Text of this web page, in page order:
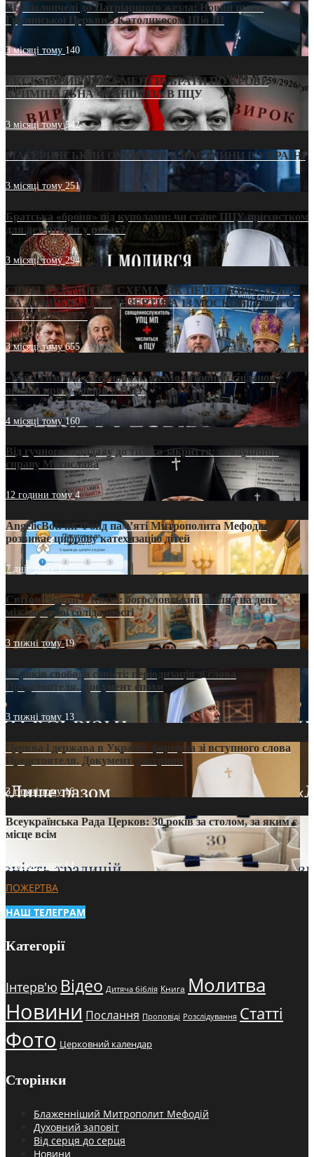
Від віолончелі до Патріаршого жезла: Новий шлях
Грузинської Церкви з Католикосом Шіо III
3 місяці тому 140
ЕКСКЛЮЗИВ (ДОКУМЕНТИ)/БРАТИ ПО КРОВІ:
КРИМІНАЛЬНА ФРАНШИЗА В ПЦУ
3 місяці тому542
МАТЕРИНСЬКИЙ ОМОРФОР В ЧАС ВІЙНИ В УКРАЇНІ
3 місяці тому251
Братська «броня» під куполами: чи стане ПЦУ прихистком
для дезертирів у рясах?
3 місяці тому294
СВЯТІ УХИЛЯНТИ: СХЕМА, ЯК ПЕРЕТВОРИТИ ПЦУ
НА «ОФШОР» ДЛЯ ДЕЗЕРТИРА ІЗ МОСКОВСЬКОГО
ПАТРІАРХАТУ
3 місяці тому655
«Кейс Тихона» у Тернополі: як Молитовний сніданок
оголив кризу довіри в ПЦУ
4 місяці тому160
Від гучного скандалу до тихого закриття: хто зупинив
справу Мстислава
12 години тому4
AngelicBot: як Фонд пам’яті Митрополита Мефодія
розвиває цифрову катехизацію дітей
7 днів тому12
Світові лідери в Києві: богословський погляд на день
міжнародної солідарності
3 тижні тому19
35 років свободи совісті: періодизація зі слова
Предстоятеля. Документ епохи
3 тижні тому 13
Церква і держава в Україні: формула зі вступного слова
Предстоятеля. Документ доктрини
3 тижні тому16
Всеукраїнська Рада Церков: 30 років за столом, за яким є
місце всім
3 тижні тому14
ПОЖЕРТВА
НАШ ТЕЛЕГРАМ
Категорії
Інтерв'ю Відео Дитяча біблія Книга Молитва
Новини Послання Проповіді Розслідування Статті
Фото Церковний календар
Сторінки
Блаженніший Митрополит Мефодій
Духовний заповіт
Від серця до серця
Новини